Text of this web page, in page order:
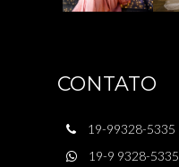
CONTATO
19-99328-5335
19-9 9328-5335